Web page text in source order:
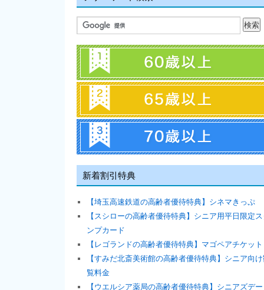
新着割引特典
【埼玉高速鉄道の高齢者優待特典】シネマきっぷ
【スシローの高齢者優待特典】シニア用平日限定ス
ンプカード
【レゴランドの高齢者優待特典】マゴペアチケット
【すみだ北斎美術館の高齢者優待特典】シニア向
覧料金
【ウエルシア薬局の高齢者優待特典】シニアズデー